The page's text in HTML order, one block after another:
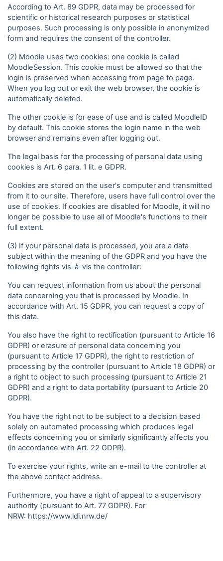
According to Art. 89 GDPR, data may be processed for
scientific or historical research purposes or statistical
purposes. Such processing is only possible in anonymized
form and requires the consent of the controller.
(2) Moodle uses two cookies: one cookie is called
MoodleSession. This cookie must be allowed so that the
login is preserved when accessing from page to page.
When you log out or exit the web browser, the cookie is
automatically deleted.
The other cookie is for ease of use and is called MoodleID
by default. This cookie stores the login name in the web
browser and remains even after logging out.
The legal basis for the processing of personal data using
cookies is Art. 6 para. 1 lit. e GDPR.
Cookies are stored on the user's computer and transmitted
from it to our site. Therefore, users have full control over the
use of cookies. If cookies are disabled for Moodle, it will no
longer be possible to use all of Moodle's functions to their
full extent.
(3) If your personal data is processed, you are a data
subject within the meaning of the GDPR and you have the
following rights vis-à-vis the controller:
You can request information from us about the personal
data concerning you that is processed by Moodle. In
accordance with Art. 15 GDPR, you can request a copy of
this data.
You also have the right to rectification (pursuant to Article 16
GDPR) or erasure of personal data concerning you
(pursuant to Article 17 GDPR), the right to restriction of
processing by the controller (pursuant to Article 18 GDPR) or
a right to object to such processing (pursuant to Article 21
GDPR) and a right to data portability (pursuant to Article 20
GDPR).
You have the right not to be subject to a decision based
solely on automated processing which produces legal
effects concerning you or similarly significantly affects you
(in accordance with Art. 22 GDPR).
To exercise your rights, write an e-mail to the controller at
the above contact address.
Furthermore, you have a right of appeal to a supervisory
authority (pursuant to Art. 77 GDPR). For
NRW: https://www.ldi.nrw.de/